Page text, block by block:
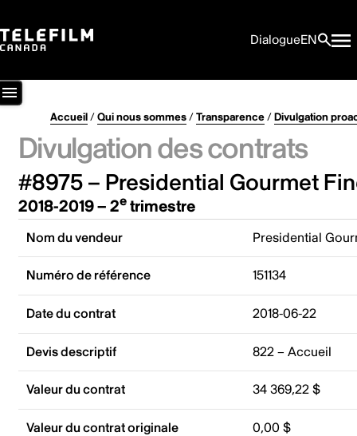
DialogueEN
Accueil/Qui nous sommes/Transparence/Divulgation
Divulgation des contrats
#8975 – Presidential Gourmet
2018-2019 – 2etrimestre
Nom du vendeur Presidential
Numéro de référence 151134
Date du contrat 2018-06-22
Devis descriptif 822 – Accueil
Valeur du contrat 34 369,22 $
Valeur du contrat originale 0,00 $